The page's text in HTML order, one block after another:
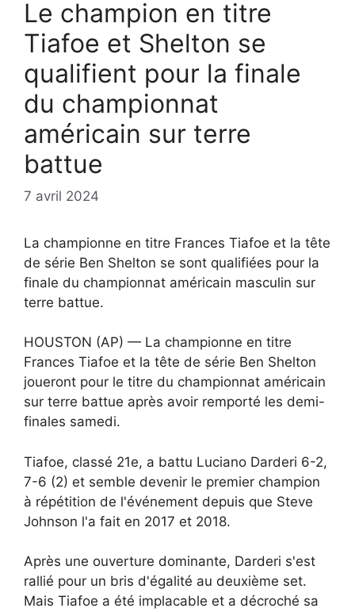
Le champion en titre
Tiafoe et Shelton se
qualifient pour la finale
du championnat
américain sur terre
battue
7 avril 2024
La championne en titre Frances Tiafoe et la tête
de série Ben Shelton se sont qualifiées pour la
finale du championnat américain masculin sur
terre battue.
HOUSTON (AP) — La championne en titre
Frances Tiafoe et la tête de série Ben Shelton
joueront pour le titre du championnat américain
sur terre battue après avoir remporté les demi-
finales samedi.
Tiafoe, classé 21e, a battu Luciano Darderi 6-2,
7-6 (2) et semble devenir le premier champion
à répétition de l'événement depuis que Steve
Johnson l'a fait en 2017 et 2018.
Après une ouverture dominante, Darderi s'est
rallié pour un bris d'égalité au deuxième set.
Mais Tiafoe a été implacable et a décroché sa